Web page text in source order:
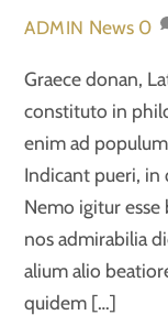
ADMIN News 0
Graece donan,
constituto in
enim ad
Indicant pueri, in
Nemo igitur esse
nos admirabilia
alium alio
quidem […]